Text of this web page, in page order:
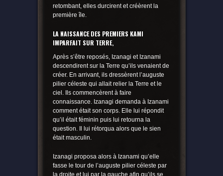
retombant, elles durcirent et créèrent la
première île.
LA NAISSANCE DES PREMIERS KAMI
IMPARFAIT SUR TERRE,
Après s’être reposés, Izanagi et Izanami
descendirent sur la Terre qu’ils venaient de
créer. En arrivant, ils dressèrent l’auguste
pilier céleste qui allait relier la Terre et le
ciel. Ils commencèrent à faire
connaissance. Izanagi demanda à Izanami
comment était son corps. Elle lui répondit
qu’il était féminin puis lui retourna la
question. Il lui rétorqua alors que le sien
était masculin.
Izanagi proposa alors à Izanami qu’elle
fasse le tour de l’auguste pilier céleste par